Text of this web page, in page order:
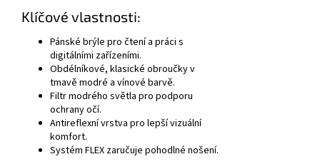
Klíčové vlastnosti:
Pánské brýle pro čtení a práci s
digitálními zařízeními.
Obdélníkové, klasické obroučky v
tmavě modré a vínové barvě.
Filtr modrého světla pro podporu
ochrany očí.
Antireflexní vrstva pro lepší vizuální
komfort.
Systém FLEX zaručuje pohodlné nošení.